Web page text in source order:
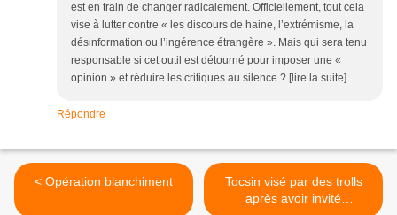
est en train de changer radicalement. Officiellement, tout cela
vise à lutter contre « les discours de haine, l’extrémisme, la
désinformation ou l’ingérence étrangère ». Mais qui sera tenu
responsable si cet outil est détourné pour imposer une «
opinion » et réduire les critiques au silence ? [lire la suite]
Répondre
< Opération blanchiment
Tocsin visé par des trolls
après avoir invité